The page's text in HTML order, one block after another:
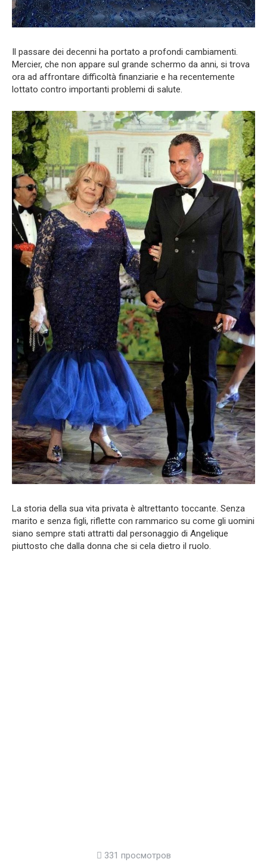
Il passare dei decenni ha portato a profondi cambiamenti.
Mercier, che non appare sul grande schermo da anni, si trova
ora ad affrontare difficoltà finanziarie e ha recentemente
lottato contro importanti problemi di salute.
La storia della sua vita privata è altrettanto toccante. Senza
marito e senza figli, riflette con rammarico su come gli uomini
siano sempre stati attratti dal personaggio di Angelique
piuttosto che dalla donna che si cela dietro il ruolo.
331 просмотров